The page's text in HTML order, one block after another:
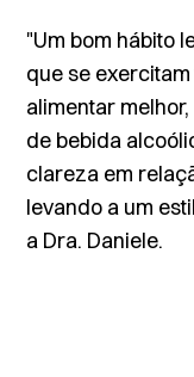
"Um bom hábito
que se
alimentar
de bebida
clareza em
levando a um
a Dra. Daniele.